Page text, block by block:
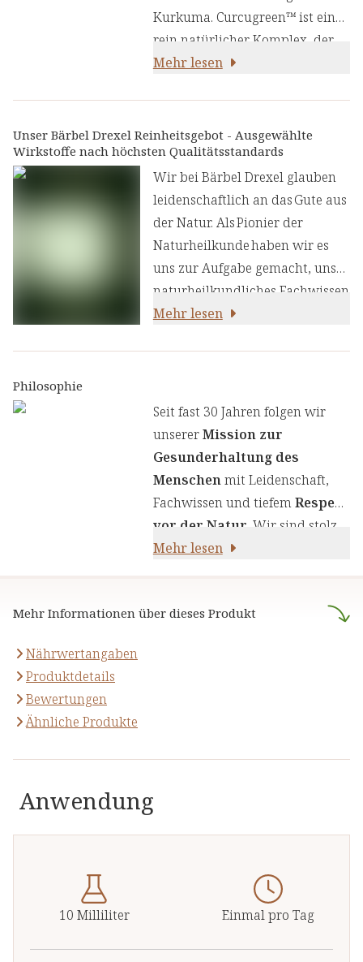
Kurkuma. Curcugreen™ ist ein
rein natürlicher Komplex, der
vollständig aus natürlichen
bioverfügbare Kurkuma wird so
verarbeitet, dass die natürlichen
Eigenschaften, die sich über
tausende von Jahren bewährt
haben, erhalten bleiben. Im
indischen Ayurveda wird es
traditionell genutzt, um die
Ruhe und Beweglichkeit zu
unterstützen.
Mehr lesen
Unser Bärbel Drexel Reinheitsgebot - Ausgewählte
Wirkstoffe nach höchsten Qualitätsstandards
Wir bei Bärbel Drexel glauben
leidenschaftlich an das Gute aus
der Natur. Als Pionier der
Naturheilkunde haben wir es
uns zur Aufgabe gemacht, unser
naturheilkundliches Fachwissen
und unsere Erfahrung mit den
Wir legen großen Wert auf
einen genauen Auswahlprozess
unserer Inhaltsstoffe, um Ihnen
sorgfältig zusammengestellte
Produkte zu liefern. Wir nutzen
die Kraft von Kräutern,
Pflanzenstoffen und anderen
Wohlbefinden.
Mehr lesen
Mehr Informationen über dieses Produkt
Nährwertangaben
Produktdetails
Bewertungen
Ähnliche Produkte
Anwendung
10 Milliliter Einmal pro Tag
Philosophie
Seit fast 30 Jahren folgen wir
unsererMission zur
Gesunderhaltung des
Menschenmit Leidenschaft,
Fachwissen und tiefemRespekt
vor der Natur . Wir sind stolz
darauf,naturreine Produkte
stützen.
Mehr lesen